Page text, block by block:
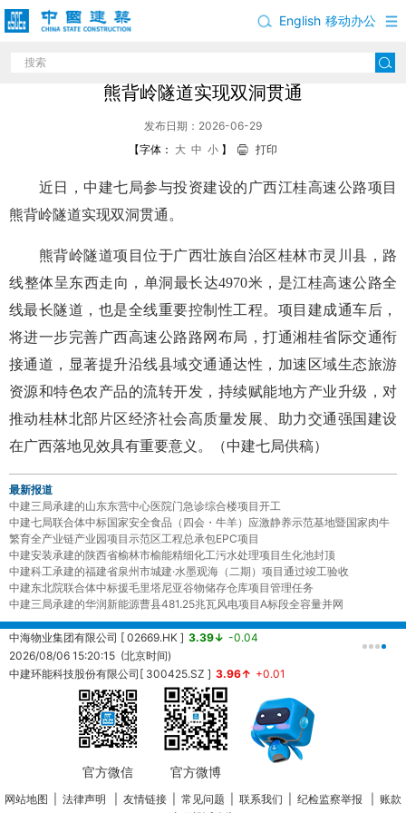
移动办公
English
中建七局参与投资建设的广西江桂高速公路项目
熊背岭隧道实现双洞贯通
发布日期：2026-06-29
【字体： 大 中 小 】 打印
近日，中建七局参与投资建设的广西江桂高速公路项目
熊背岭隧道实现双洞贯通。
熊背岭隧道项目位于广西壮族自治区桂林市灵川县，路
线整体呈东西走向，单洞最长达4970米，是江桂高速公路全
线最长隧道，也是全线重要控制性工程。项目建成通车后，
将进一步完善广西高速公路路网布局，打通湘桂省际交通衔
接通道，显著提升沿线县域交通通达性，加速区域生态旅游
资源和特色农产品的流转开发，持续赋能地方产业升级，对
推动桂林北部片区经济社会高质量发展、助力交通强国建设
在广西落地见效具有重要意义。（中建七局供稿）
最新报道
中建三局承建的山东东营中心医院门急诊综合楼项目开工
中建七局联合体中标国家安全食品（四会・牛羊）应激静养示范基地暨国家肉牛
繁育全产业链产业园项目示范区工程总承包EPC项目
中建安装承建的陕西省榆林市榆能精细化工污水处理项目生化池封顶
中建科工承建的福建省泉州市城建·水墨观海（二期）项目通过竣工验收
中建东北院联合体中标援毛里塔尼亚谷物储存仓库项目管理任务
中建三局承建的华润新能源曹县481.25兆瓦风电项目A标段全容量并网
中海物业集团有限公司 [ 02669.HK ] 3.39↓ -0.04
2026/08/06 15:20:15 (北京时间)
中建环能科技股份有限公司[ 300425.SZ ] 3.96↑ +0.01
20260806153930 (北京时间)
官方微信 官方微博
网站地图 法律声明 友情链接 常见问题 联系我们 纪检监察举报
账款